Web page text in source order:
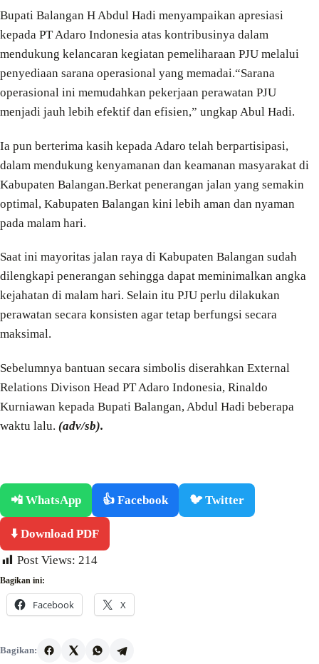
Bupati Balangan H Abdul Hadi menyampaikan apresiasi
kepada PT Adaro Indonesia atas kontribusinya dalam
mendukung kelancaran kegiatan pemeliharaan PJU melalui
penyediaan sarana operasional yang memadai.“Sarana
operasional ini memudahkan pekerjaan perawatan PJU
menjadi jauh lebih efektif dan efisien,” ungkap Abul Hadi.
Ia pun berterima kasih kepada Adaro telah berpartisipasi,
dalam mendukung kenyamanan dan keamanan masyarakat di
Kabupaten Balangan.Berkat penerangan jalan yang semakin
optimal, Kabupaten Balangan kini lebih aman dan nyaman
pada malam hari.
Saat ini mayoritas jalan raya di Kabupaten Balangan sudah
dilengkapi penerangan sehingga dapat meminimalkan angka
kejahatan di malam hari. Selain itu PJU perlu dilakukan
perawatan secara konsisten agar tetap berfungsi secara
maksimal.
Sebelumnya bantuan secara simbolis diserahkan External
Relations Divison Head PT Adaro Indonesia, Rinaldo
Kurniawan kepada Bupati Balangan, Abdul Hadi beberapa
waktu lalu. (adv/sb).
📲 WhatsApp 👍 Facebook 🐦 Twitter
⬇️ Download PDF
Post Views: 214
Bagikan ini:
Facebook X
Bagikan: